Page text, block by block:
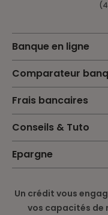
Banque en ligne
Comparateur
Frais bancaires
Conseils & Tuto
Epargne
Un crédit vous
vos capacités de